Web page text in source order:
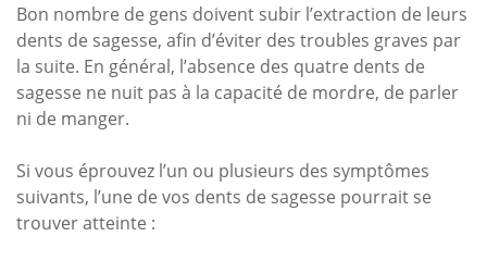
Bon nombre de gens doivent subir l’extraction de leurs
dents de sagesse, afin d’éviter des troubles graves par
la suite. En général, l’absence des quatre dents de
sagesse ne nuit pas à la capacité de mordre, de parler
ni de manger.
Si vous éprouvez l’un ou plusieurs des symptômes
suivants, l’une de vos dents de sagesse pourrait se
trouver atteinte :